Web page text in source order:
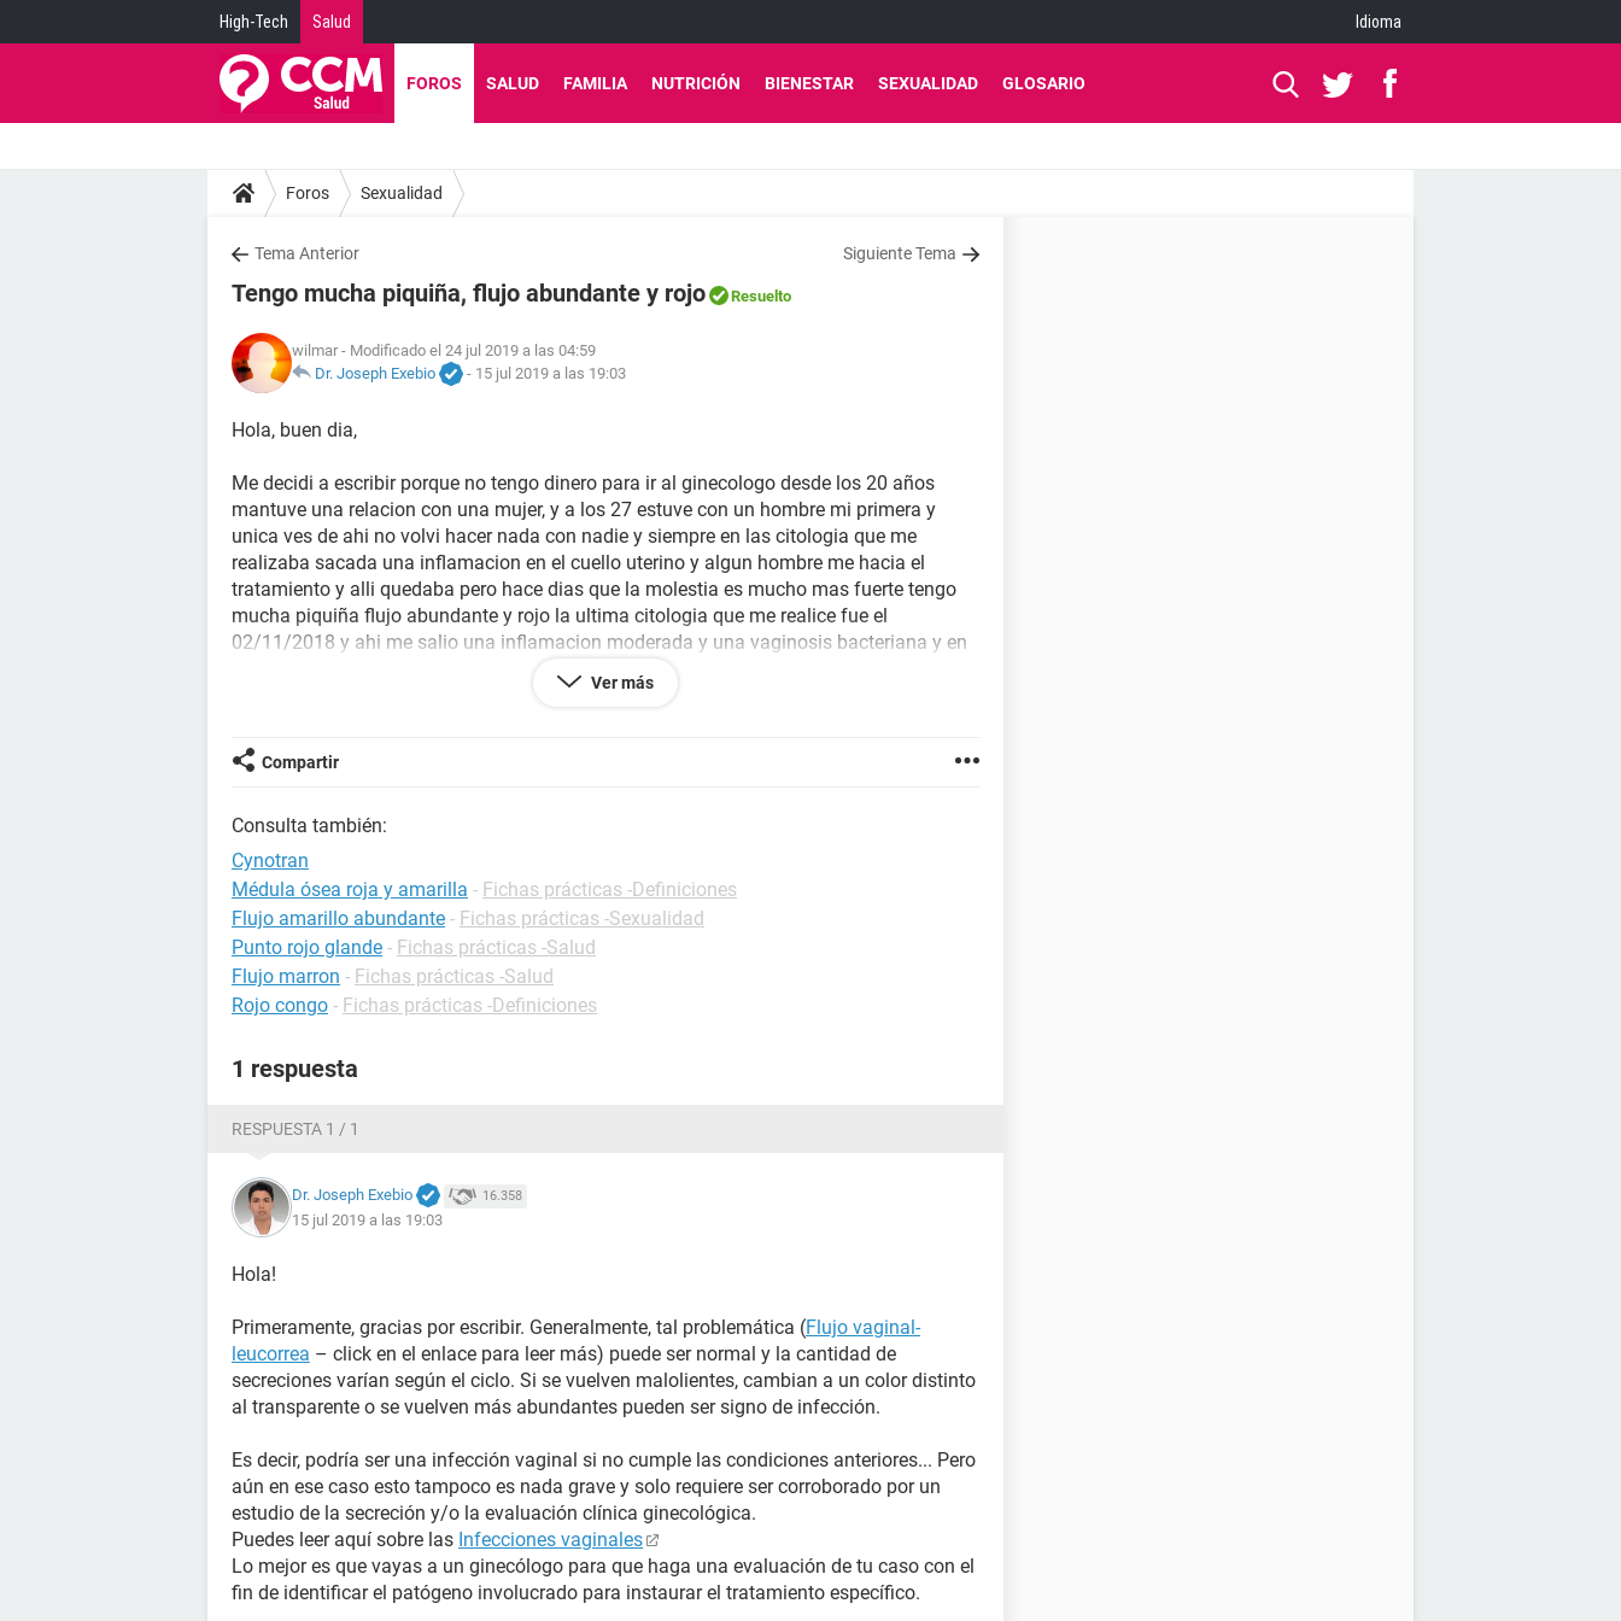
High-Tech Salud Idioma
FOROS SALUD FAMILIA NUTRICIÓN BIENESTAR SEXUALIDAD GLOSARIO
Foros Sexualidad
Tema Anterior Siguiente Tema
Tengo mucha piquiña, flujo abundante y rojo Resuelto
wilmar - Modificado el 24 jul 2019 a las 04:59
Dr. Joseph Exebio
- 15 jul 2019 a las 19:03
Hola, buen dia,
Me decidi a escribir porque no tengo dinero para ir al ginecologo desde los 20 años
mantuve una relacion con una mujer, y a los 27 estuve con un hombre mi primera y
unica ves de ahi no volvi hacer nada con nadie y siempre en las citologia que me
realizaba sacada una inflamacion en el cuello uterino y algun hombre me hacia el
tratamiento y alli quedaba pero hace dias que la molestia es mucho mas fuerte tengo
mucha piquiña flujo abundante y rojo la ultima citologia que me realice fue el
02/11/2018 y ahi me salio una inflamacion moderada y una vaginosis bacteriana y en
ese tiempo y pues no me hizo nada ahora no se que hacer me e colocado 6 ovulos de
que me orientaran por favor.
Ver más
Compartir
Consulta también:
Cynotran
Médula ósea roja y amarilla - Fichas prácticas -Definiciones
Flujo amarillo abundante - Fichas prácticas -Sexualidad
Punto rojo glande - Fichas prácticas -Salud
Flujo marron - Fichas prácticas -Salud
Rojo congo - Fichas prácticas -Definiciones
1 respuesta
RESPUESTA 1 / 1
Dr. Joseph Exebio 16.358
15 jul 2019 a las 19:03
Hola!
Primeramente, gracias por escribir. Generalmente, tal problemática (Flujo vaginal-
leucorrea – click en el enlace para leer más) puede ser normal y la cantidad de
secreciones varían según el ciclo. Si se vuelven malolientes, cambian a un color distinto
al transparente o se vuelven más abundantes pueden ser signo de infección.
Es decir, podría ser una infección vaginal si no cumple las condiciones anteriores... Pero
aún en ese caso esto tampoco es nada grave y solo requiere ser corroborado por un
estudio de la secreción y/o la evaluación clínica ginecológica.
Puedes leer aquí sobre las Infecciones vaginales
Lo mejor es que vayas a un ginecólogo para que haga una evaluación de tu caso con el
fin de identificar el patógeno involucrado para instaurar el tratamiento específico.